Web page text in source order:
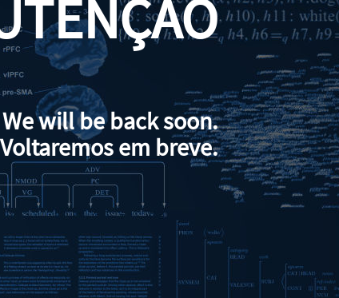
We will be back soon.
Voltaremos em breve.